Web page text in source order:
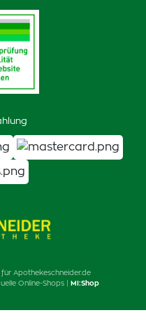
Apothekeschneider.de
Online-Shops | MI:Shop